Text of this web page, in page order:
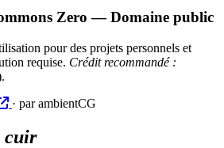
Zero — Domaine public
pour des projets personnels et
requise. Crédit recommandé :
· par ambientCG
cuir